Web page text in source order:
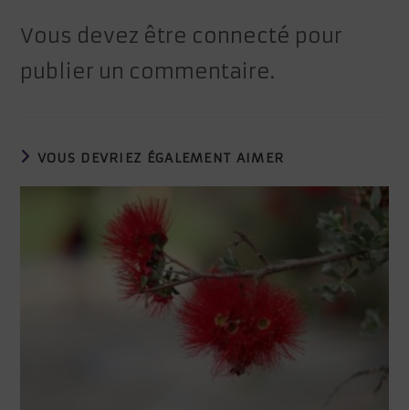
Vous devez être connecté pour
publier un commentaire.
VOUS DEVRIEZ ÉGALEMENT AIMER